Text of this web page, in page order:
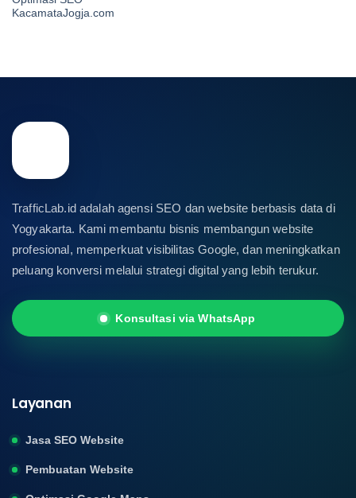
KacamataJogja.com
TrafficLab.id adalah agensi SEO dan website berbasis data di
Yogyakarta. Kami membantu bisnis membangun website
profesional, memperkuat visibilitas Google, dan meningkatkan
peluang konversi melalui strategi digital yang lebih terukur.
Konsultasi via WhatsApp
Layanan
Jasa SEO Website
Pembuatan Website